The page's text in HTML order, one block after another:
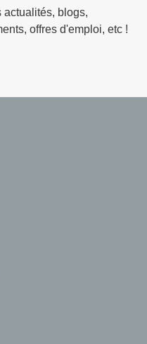
actualités, blogs,
offres d'emploi, etc !